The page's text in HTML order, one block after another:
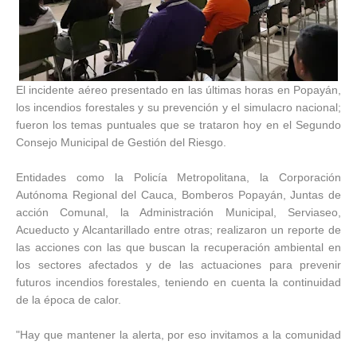
El incidente aéreo presentado en las últimas horas en Popayán,
los incendios forestales y su prevención y el simulacro nacional;
fueron los temas puntuales que se trataron hoy en el Segundo
Consejo Municipal de Gestión del Riesgo.
Entidades como la Policía Metropolitana, la Corporación
Autónoma Regional del Cauca, Bomberos Popayán, Juntas de
acción Comunal, la Administración Municipal, Serviaseo,
Acueducto y Alcantarillado entre otras; realizaron un reporte de
las acciones con las que buscan la recuperación ambiental en
los sectores afectados y de las actuaciones para prevenir
futuros incendios forestales, teniendo en cuenta la continuidad
de la época de calor.
"Hay que mantener la alerta, por eso invitamos a la comunidad